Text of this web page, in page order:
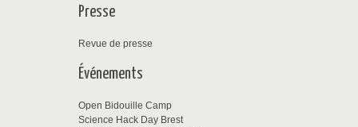
Presse
Revue de presse
Événements
Open Bidouille Camp
Science Hack Day Brest